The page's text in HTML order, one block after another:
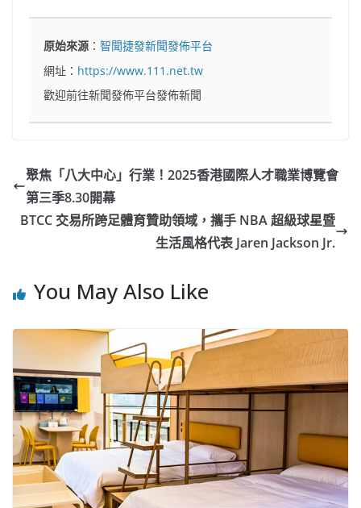
原始來源 ：智聞捷發新聞發佈平台
網址： https://www.111.net.tw
歡迎前往新聞發佈平台發佈新聞
聚焦「八大中心」行業！2025香港國際人才職業博覽會
第三季8.30開幕
BTCC 交易所跨足體育贊助領域，攜手 NBA 超級球星暨
生活風格代表 Jaren Jackson Jr.
You May Also Like